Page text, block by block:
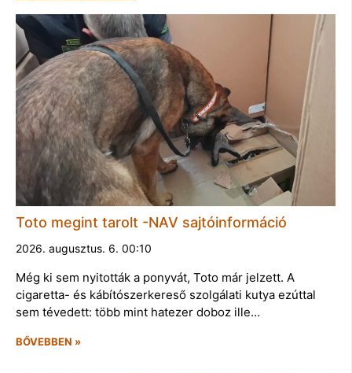
Toto megint tarolt -NAV sajtóinformáció
2026. augusztus. 6. 00:10
Még ki sem nyitották a ponyvát, Toto már jelzett. A
cigaretta- és kábítószerkereső szolgálati kutya ezúttal
sem tévedett: több mint hatezer doboz ille…
BŐVEBBEN »